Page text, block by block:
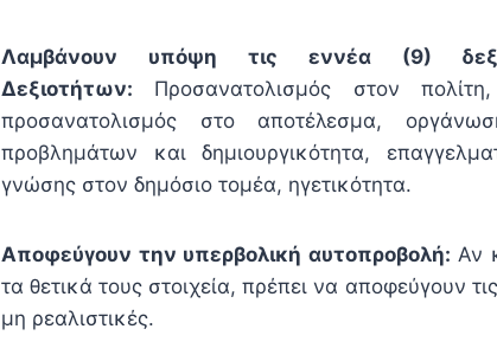
Λαμβάνουν υπόψη τις εννέα (9)
Δεξιοτήτων: Προσανατολισμός στον πολίτη,
προσανατολισμός στο αποτέλεσμα,
προβλημάτων και δημιουργικότητα,
γνώσης στον δημόσιο τομέα, ηγετικότητα.
Αποφεύγουν την υπερβολική αυτοπροβολή: Αν
τα θετικά τους στοιχεία, πρέπει να αποφεύγουν
μη ρεαλιστικές.